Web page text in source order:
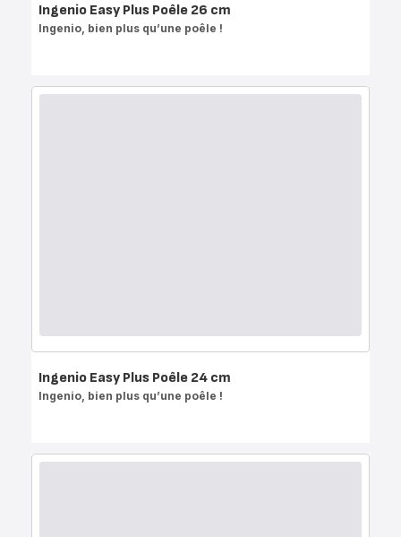
Ingenio Easy Plus Poêle 26 cm
Ingenio, bien plus qu’une poêle !
Ingenio Easy Plus Poêle 24 cm
Ingenio, bien plus qu’une poêle !